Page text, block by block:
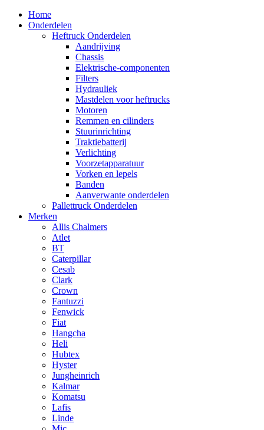
Home
Onderdelen
Heftruck Onderdelen
Aandrijving
Chassis
Elektrische-componenten
Filters
Hydrauliek
Mastdelen voor heftrucks
Motoren
Remmen en cilinders
Stuurinrichting
Traktiebatterij
Verlichting
Voorzetapparatuur
Vorken en lepels
Banden
Aanverwante onderdelen
Pallettruck Onderdelen
Merken
Allis Chalmers
Atlet
BT
Caterpillar
Cesab
Clark
Crown
Fantuzzi
Fenwick
Fiat
Hangcha
Heli
Hubtex
Hyster
Jungheinrich
Kalmar
Komatsu
Lafis
Linde